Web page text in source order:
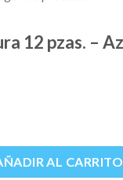
12 pzas. –
- Azul cantidad
AL CARRITO